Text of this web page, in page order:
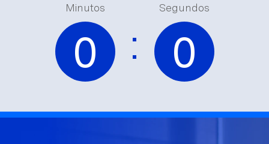
Minutos
0 :
Segundos
0